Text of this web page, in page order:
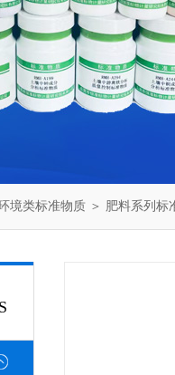
境类标准物质 ＞ 肥料系列标